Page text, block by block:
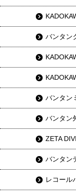
バンタン
バンタン
バンタン
ZETA
バンタン
レコール